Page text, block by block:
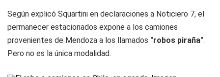
Según explicó Squartini en declaraciones a Noticiero 7, el
permanecer estacionados expone a los camiones
provenientes de Mendoza a los llamados "robos piraña".
Pero no es la única modalidad.